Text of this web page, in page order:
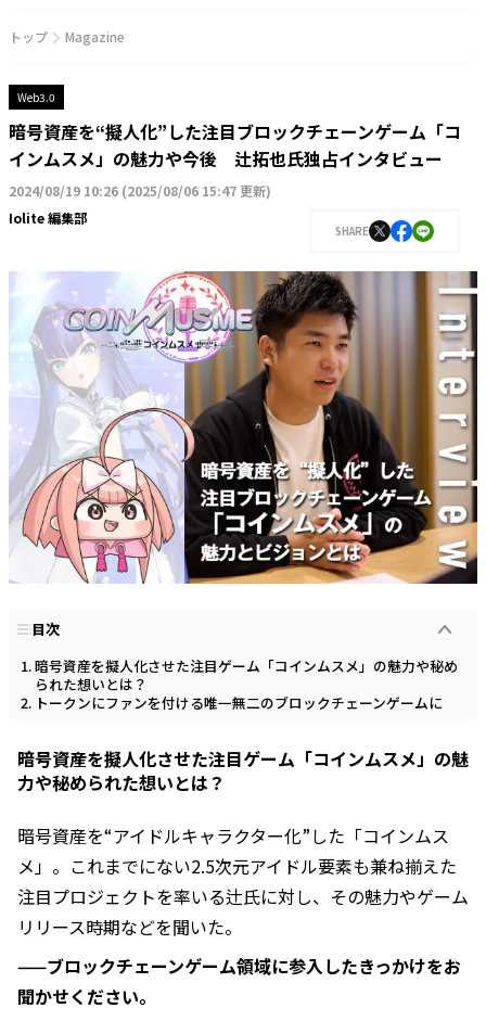
トップ Magazine
Web3.0
暗号資産を“擬人化”した注目ブロックチェーンゲーム「コ
インムスメ」の魅力や今後 辻拓也氏独占インタビュー
2024/08/19 10:26 (2025/08/06 15:47 更新)
Iolite 編集部
SHARE
目次
暗号資産を擬人化させた注目ゲーム「コインムスメ」の魅力や秘め
られた想いとは？
トークンにファンを付ける唯一無二のブロックチェーンゲームに
暗号資産を擬人化させた注目ゲーム「コインムスメ」の魅
力や秘められた想いとは？
暗号資産を“アイドルキャラクター化”した「コインムス
メ」。これまでにない2.5次元アイドル要素も兼ね揃えた
注目プロジェクトを率いる辻氏に対し、その魅力やゲーム
リリース時期などを聞いた。
——ブロックチェーンゲーム領域に参入したきっかけをお
聞かせください。